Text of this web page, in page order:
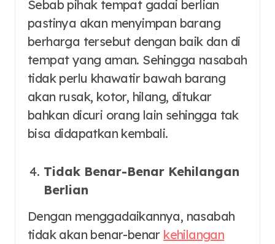
Sebab pihak tempat gadai berlian
pastinya akan menyimpan barang
berharga tersebut dengan baik dan di
tempat yang aman. Sehingga nasabah
tidak perlu khawatir bawah barang
akan rusak, kotor, hilang, ditukar
bahkan dicuri orang lain sehingga tak
bisa didapatkan kembali.
Tidak Benar-Benar Kehilangan
Berlian
Dengan menggadaikannya, nasabah
tidak akan benar-benar kehilangan